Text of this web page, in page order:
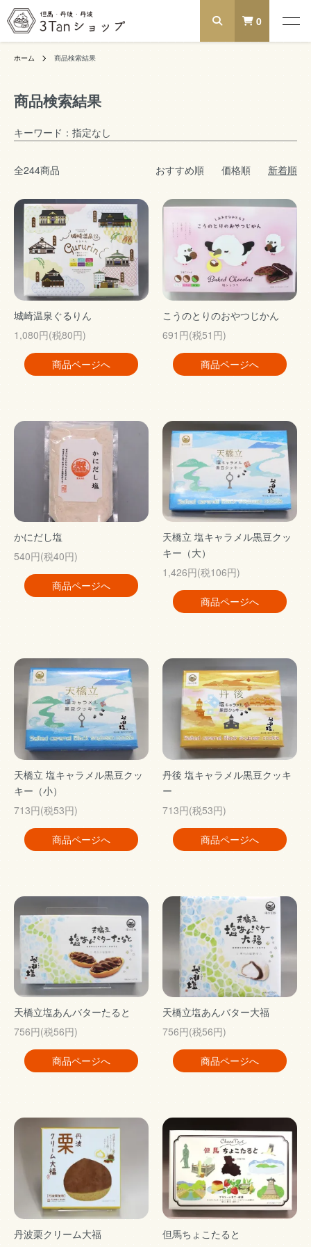
0
ホーム 商品検索結果
商品検索結果
キーワード：指定なし
全244商品 おすすめ順 価格順 新着順
城崎温泉ぐるりん
1,080円(税80円)
商品ページへ
こうのとりのおやつじかん
691円(税51円)
商品ページへ
かにだし塩
540円(税40円)
商品ページへ
天橋立 塩キャラメル黒豆クッ
キー（大）
1,426円(税106円)
商品ページへ
天橋立 塩キャラメル黒豆クッ
キー（小）
713円(税53円)
商品ページへ
丹後 塩キャラメル黒豆クッキ
ー
713円(税53円)
商品ページへ
天橋立塩あんバターたると
756円(税56円)
商品ページへ
天橋立塩あんバター大福
756円(税56円)
商品ページへ
丹波栗クリーム大福
但馬ちょこたると